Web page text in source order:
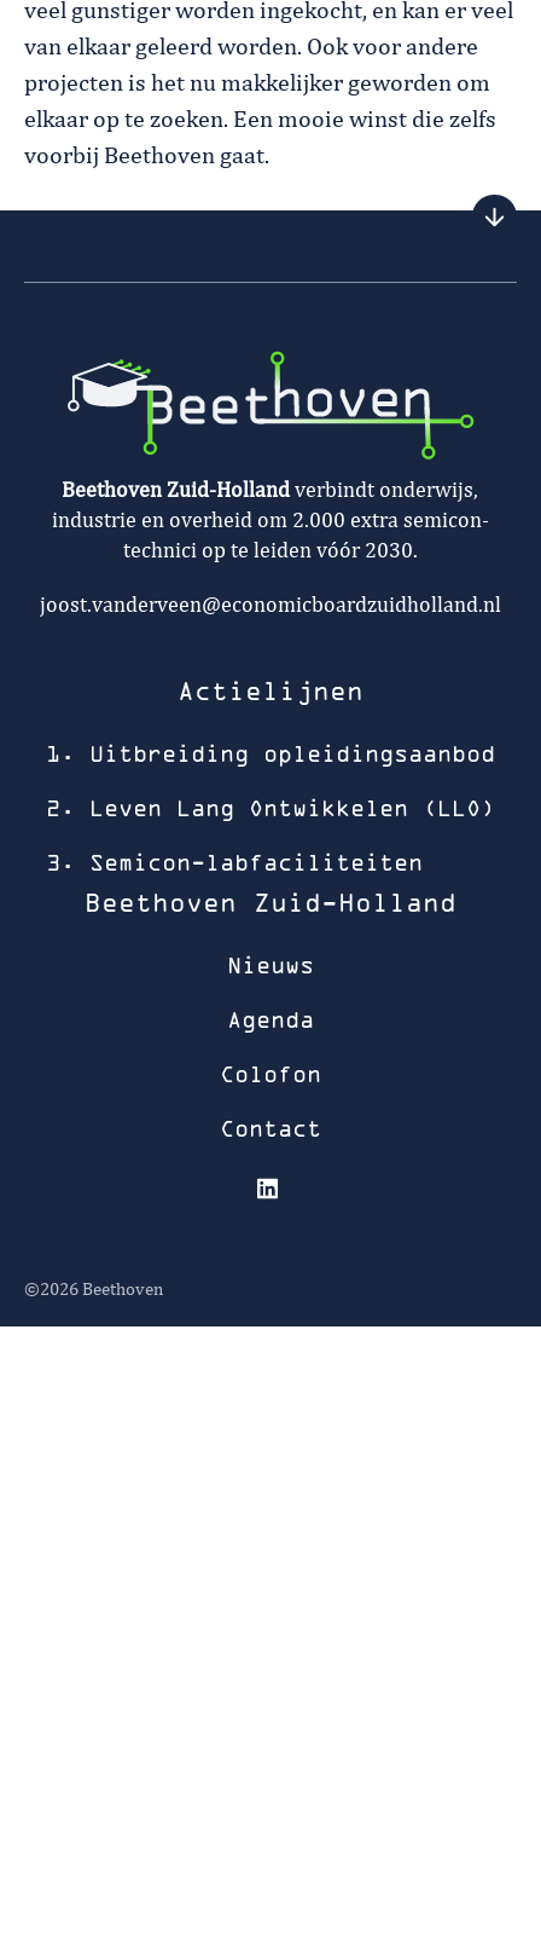
veel gunstiger worden ingekocht, en kan er veel
van elkaar geleerd worden. Ook voor andere
projecten is het nu makkelijker geworden om
elkaar op te zoeken. Een mooie winst die zelfs
voorbij Beethoven gaat.
Beethoven Zuid-Hollandverbindt onderwijs,
industrie en overheid om 2.000 extra semicon-
technici op te leiden vóór 2030.
joost.vanderveen@economicboardzuidholland.nl
Actielijnen
1. Uitbreiding opleidingsaanbod
2. Leven Lang Ontwikkelen (LLO)
3. Semicon-labfaciliteiten
Beethoven Zuid-Holland
Nieuws
Agenda
Colofon
Contact
©2026 Beethoven